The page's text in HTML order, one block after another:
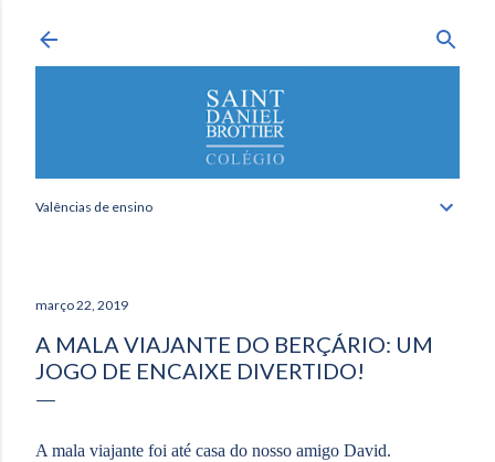
Valências de ensino
março 22, 2019
A MALA VIAJANTE DO BERÇÁRIO: UM
JOGO DE ENCAIXE DIVERTIDO!
A mala viajante foi até casa do nosso amigo David.